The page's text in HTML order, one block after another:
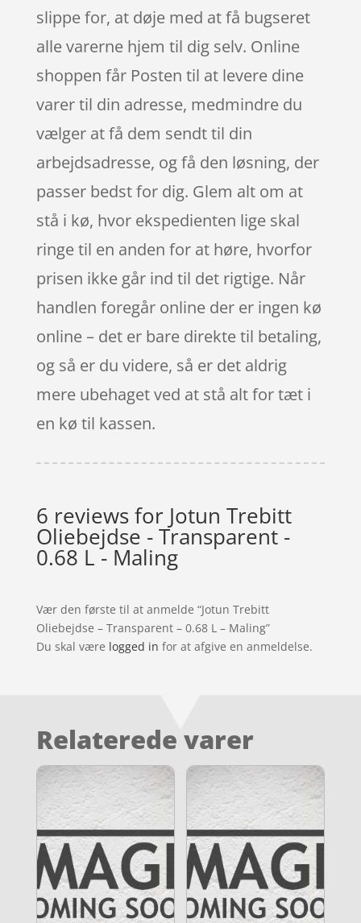
slippe for, at døje med at få bugseret
alle varerne hjem til dig selv. Online
shoppen får Posten til at levere dine
varer til din adresse, medmindre du
vælger at få dem sendt til din
arbejdsadresse, og få den løsning, der
passer bedst for dig. Glem alt om at
stå i kø, hvor ekspedienten lige skal
ringe til en anden for at høre, hvorfor
prisen ikke går ind til det rigtige. Når
handlen foregår online der er ingen kø
online – det er bare direkte til betaling,
og så er du videre, så er det aldrig
mere ubehaget ved at stå alt for tæt i
en kø til kassen.
6 reviews for Jotun Trebitt
Oliebejdse - Transparent -
0.68 L - Maling
Vær den første til at anmelde “Jotun Trebitt
Oliebejdse – Transparent – 0.68 L – Maling”
Du skal være logged in for at afgive en anmeldelse.
Relaterede varer